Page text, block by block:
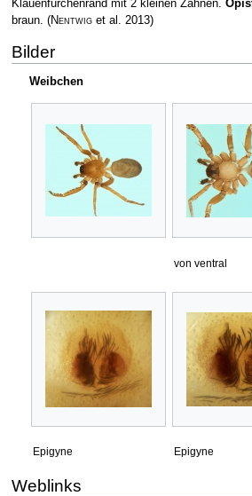
Klauenfurchenrand mit 2 kleinen Zähnen.
braun. (Nentwiget al. 2013)
Bilder
Weibchen
von ventral
Epigyne Epigyne
Weblinks